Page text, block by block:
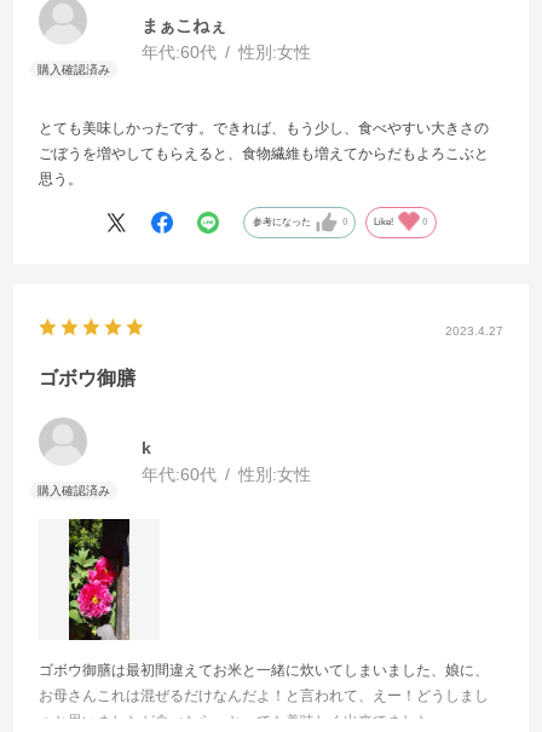
まぁこねぇ
年代:60代 性別:女性
とても美味しかったです。できれば、もう少し、食べやすい大きさの
ごぼうを増やしてもらえると、食物繊維も増えてからだもよろこぶと
思う。
参考になった 0 Like! 0
2023.4.27
ゴボウ御膳
k
年代:60代 性別:女性
ゴボウ御膳は最初間違えてお米と一緒に炊いてしまいました、娘に、
お母さんこれは混ぜるだけなんだよ！と言われて、えー！どうしまし
ょと思いましたが食べたら、とっても美味しく出来てました。